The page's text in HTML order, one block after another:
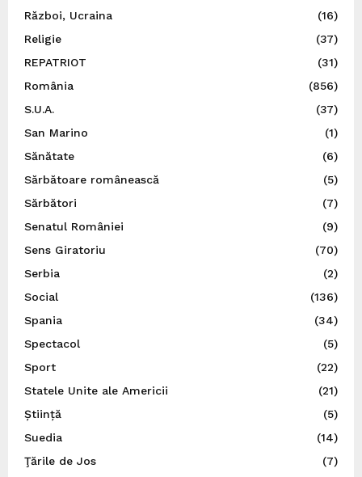
Război, Ucraina
(16)
Religie
(37)
REPATRIOT
(31)
România
(856)
S.U.A.
(37)
San Marino
(1)
Sănătate
(6)
Sărbătoare românească
(5)
Sărbători
(7)
Senatul României
(9)
Sens Giratoriu
(70)
Serbia
(2)
Social
(136)
Spania
(34)
Spectacol
(5)
Sport
(22)
Statele Unite ale Americii
(21)
Știință
(5)
Suedia
(14)
Ţările de Jos
(7)